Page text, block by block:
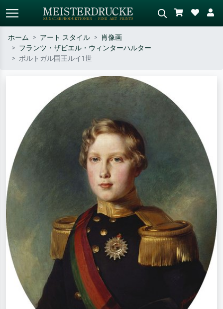
標準検索
– 例：モネ、星月夜、印象派、北
斎の波、ヌード。
緑の草原、赤の多い抽象画、暗い
油絵、木のそばの立ち姿のヌー
ド。
ホーム アート スタイル
肖像画
フランツ・ザビエル・ウィンターハルター
ポルトガル国王ルイ1世